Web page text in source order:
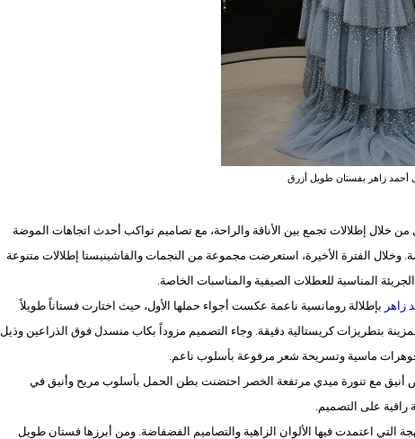
أحمد زاهر بفستان طويل أزرق
خلال إطلالات تجمع بين الأناقة والراحة، مع تصاميم تواكب أحدث اتجاهات الموضة
وخلال الفترة الأخيرة، استعرضت مجموعة من النجمات والفاشينيستا إطلالات متنوعة
الجريئة المناسبة للعطلات الصيفية والمناسبات الخاصة.
زاهر بإطلالة رومانسية ناعمة عكست أجواء حملها الأول، حيث اختارت فستاناً طويلاً
بتطريزات كريستالية دقيقة. وجاء التصميم مزوداً بكاب منسدل فوق الذراعين وذيل
ماسية وتسريحة شعر مرفوعة بأسلوب ناعم.
مع تنورة ميدي مرتفعة الخصر احتضنت بطن الحمل بأسلوب مريح وأنيق في
راقية على التصميم.
التي اعتمدت فيها الألوان الزاهية والتصاميم الفضفاضة. ومن أبرزها فستان طويل